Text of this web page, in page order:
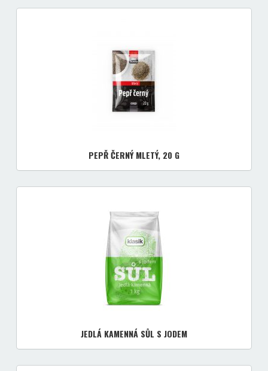
PEPŘ ČERNÝ MLETÝ, 20 G
JEDLÁ KAMENNÁ SŮL S JODEM